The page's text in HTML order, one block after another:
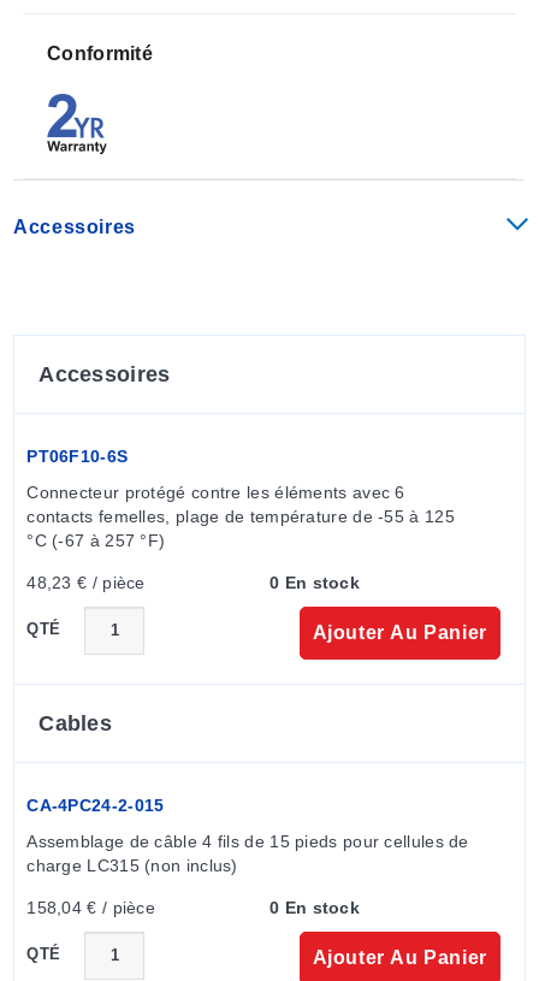
Conformité
Accessoires
Accessoires
PT06F10-6S
Connecteur protégé contre les éléments avec 6
contacts femelles, plage de température de -55 à 125
°C (-67 à 257 °F)
48,23 € / pièce 0 En stock
QTÉ Ajouter Au Panier
Cables
CA-4PC24-2-015
Assemblage de câble 4 fils de 15 pieds pour cellules de
charge LC315 (non inclus)
158,04 € / pièce 0 En stock
QTÉ Ajouter Au Panier